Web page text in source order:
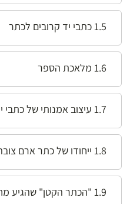
1.5 כתבי יד קרובים לכתר
1.6 מלאכת הספר
1.7 עיצוב אמנותי של כתבי יד מקראיים
1.8 ייחודו של כתר ארם צובה
1.9 "הכתר הקטן" שהגיע מחלב